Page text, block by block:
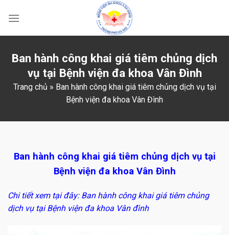
Ban hành công khai giá tiêm chủng dịch
vụ tại Bệnh viện đa khoa Vân Đình
Trang chủ » Ban hành công khai giá tiêm chủng dịch vụ tại
Bệnh viện đa khoa Vân Đình
Ban hành công khai giá tiêm chủng dịch vụ tại
Bệnh viện đa khoa Vân Đình
Chi tiết xem tại đây: Ban hành công khai giá tiêm chủng
dịch vụ tại Bệnh viện đa khoa Vân đình